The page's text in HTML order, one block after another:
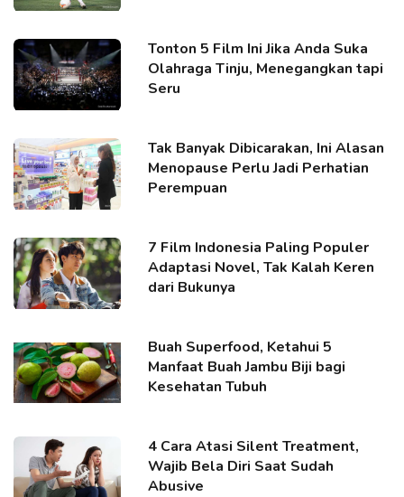
Tonton 5 Film Ini Jika Anda Suka
Olahraga Tinju, Menegangkan tapi
Seru
Tak Banyak Dibicarakan, Ini Alasan
Menopause Perlu Jadi Perhatian
Perempuan
7 Film Indonesia Paling Populer
Adaptasi Novel, Tak Kalah Keren
dari Bukunya
Buah Superfood, Ketahui 5
Manfaat Buah Jambu Biji bagi
Kesehatan Tubuh
4 Cara Atasi Silent Treatment,
Wajib Bela Diri Saat Sudah
Abusive